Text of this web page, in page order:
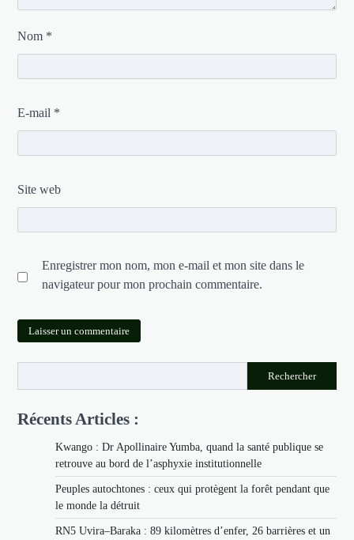
Nom *
E-mail *
Site web
Enregistrer mon nom, mon e-mail et mon site dans le
navigateur pour mon prochain commentaire.
Rechercher
Récents Articles :
Kwango : Dr Apollinaire Yumba, quand la santé publique se
retrouve au bord de l’asphyxie institutionnelle
Peuples autochtones : ceux qui protègent la forêt pendant que
le monde la détruit
RN5 Uvira–Baraka : 89 kilomètres d’enfer, 26 barrières et un